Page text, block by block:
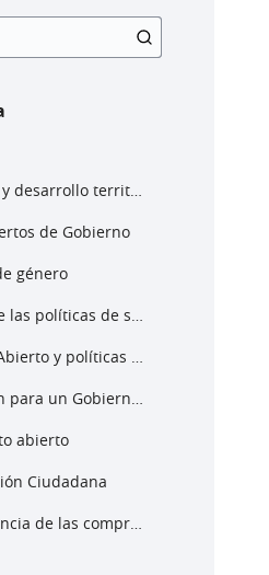
desarrollo territorial
de Gobierno
género
las políticas de salud
y políticas para la igualdad
un Gobierno Abierto
abierto
Ciudadana
de las compras públicas